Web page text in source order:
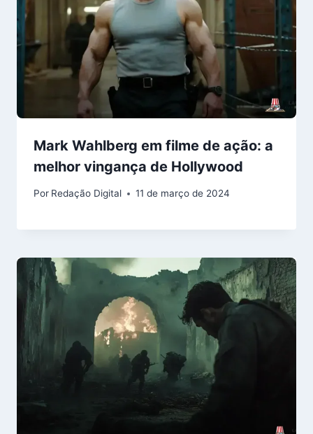
Mark Wahlberg em filme de ação: a
melhor vingança de Hollywood
Por Redação Digital 11 de março de 2024